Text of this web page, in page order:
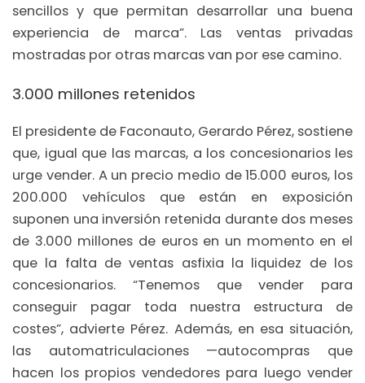
sencillos y que permitan desarrollar una buena
experiencia de marca”. Las ventas privadas
mostradas por otras marcas van por ese camino.
3.000 millones retenidos
El presidente de Faconauto, Gerardo Pérez, sostiene
que, igual que las marcas, a los concesionarios les
urge vender. A un precio medio de 15.000 euros, los
200.000 vehículos que están en exposición
suponen una inversión retenida durante dos meses
de 3.000 millones de euros en un momento en el
que la falta de ventas asfixia la liquidez de los
concesionarios. “Tenemos que vender para
conseguir pagar toda nuestra estructura de
costes”, advierte Pérez. Además, en esa situación,
las automatriculaciones —autocompras que
hacen los propios vendedores para luego vender